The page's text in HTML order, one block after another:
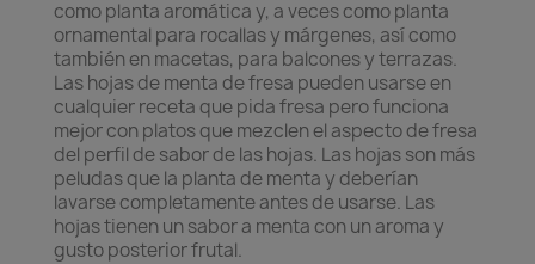
como planta aromática y, a veces como planta
ornamental para rocallas y márgenes, así como
también en macetas, para balcones y terrazas.
Las hojas de menta de fresa pueden usarse en
cualquier receta que pida fresa pero funciona
mejor con platos que mezclen el aspecto de fresa
del perfil de sabor de las hojas. Las hojas son más
peludas que la planta de menta y deberían
lavarse completamente antes de usarse. Las
hojas tienen un sabor a menta con un aroma y
gusto posterior frutal.